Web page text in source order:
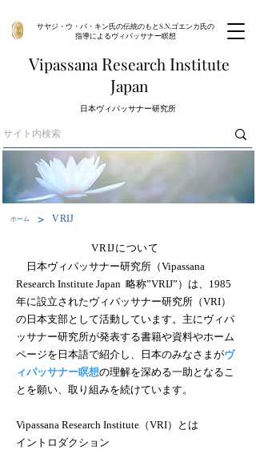
Vipassana Research Institute
Japan
サヤジ・ウ・バ・キン氏の伝統のもとS.N.ゴエンカ氏の
指導によるヴィパッサナー瞑想
​日本ヴィパッサナー研究所
ホーム > VRIJ
VRIJについて
日本ヴィパッサナー研究所（Vipassana
Research Institute Japan 略称”VRIJ”）は、1985
年に設立されたヴィパッサナー研究所（VRI）
の日本支部として活動しています。主にヴィパ
ッサナー研究所が発表する書籍や資料やホーム
ページを日本語で紹介し、日本のみなさまがヴ
ィパッサナー瞑想の理解を深める一助となるこ
とを願い、取り組みを続けています。
Vipassana Research Institute（VRI）とは
イントロダクション